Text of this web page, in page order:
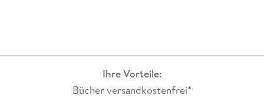
Ihre Vorteile:
Bücher versandkostenfrei*